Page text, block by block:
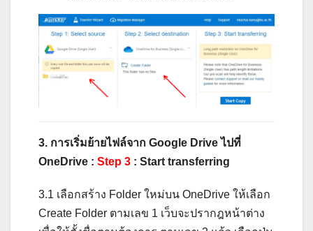
3. การเริ่มย้ายไฟล์จาก Google Drive ไปที่
OneDrive : Step 3 : Start transferring
3.1 เลือกสร้าง Folder ใหม่บน OneDrive ให้เลือก
Create Folder ตามเลข 1 เว็บจะปรากฎหน้าต่าง